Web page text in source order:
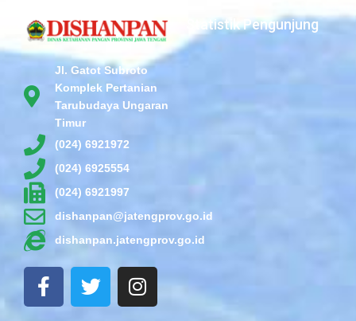
Jl. Gatot Subroto
Komplek Pertanian
Tarubudaya Ungaran
Timur
(024) 6921972
(024) 6925554
(024) 6921997
dishanpan@jatengprov.go.id
dishanpan.jatengprov.go.id
F
a
T
w
I
n
Statistik Pengunjung